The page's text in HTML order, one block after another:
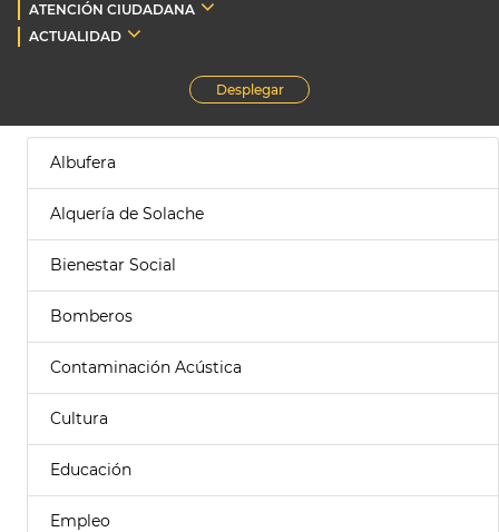
ATENCIÓN CIUDADANA
ACTUALIDAD
Desplegar
Albufera
Alquería de Solache
Bienestar Social
Bomberos
Contaminación Acústica
Cultura
Educación
Empleo